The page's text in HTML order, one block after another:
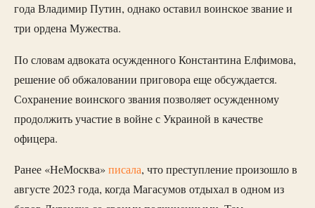
года Владимир Путин, однако оставил воинское звание и
три ордена Мужества.
По словам адвоката осужденного Константина Елфимова,
решение об обжаловании приговора еще обсуждается.
Сохранение воинского звания позволяет осужденному
продолжить участие в войне с Украиной в качестве
офицера.
Ранее «НеМосква» писала, что преступление произошло в
августе 2023 года, когда Магасумов отдыхал в одном из